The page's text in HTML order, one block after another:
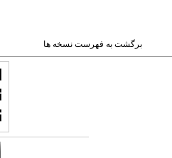
برگشت به فهرست نسخه ها